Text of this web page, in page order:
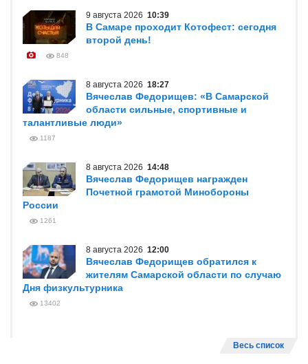
9 августа 2026 10:39
В Самаре проходит Котофест: сегодня
второй день!
848
8 августа 2026 18:27
Вячеслав Федорищев: «В Самарской
области сильные, спортивные и
талантливые люди»
1187
8 августа 2026 14:48
Вячеслав Федорищев награжден
Почетной грамотой Минобороны
России
1261
8 августа 2026 12:00
Вячеслав Федорищев обратился к
жителям Самарской области по случаю
Дня физкультурника
13402
Весь список